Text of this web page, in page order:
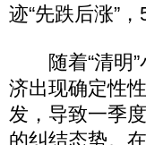
迹“先跌后涨”
随着“清明”
济出现确定性
发，导致一季
的纠结态势。